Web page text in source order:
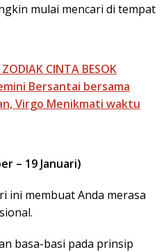
mulai mencari di tempat
CINTA BESOK
Bersantai bersama
Virgo Menikmati waktu
– 19 Januari)
ini membuat Anda merasa
basa-basi pada prinsip